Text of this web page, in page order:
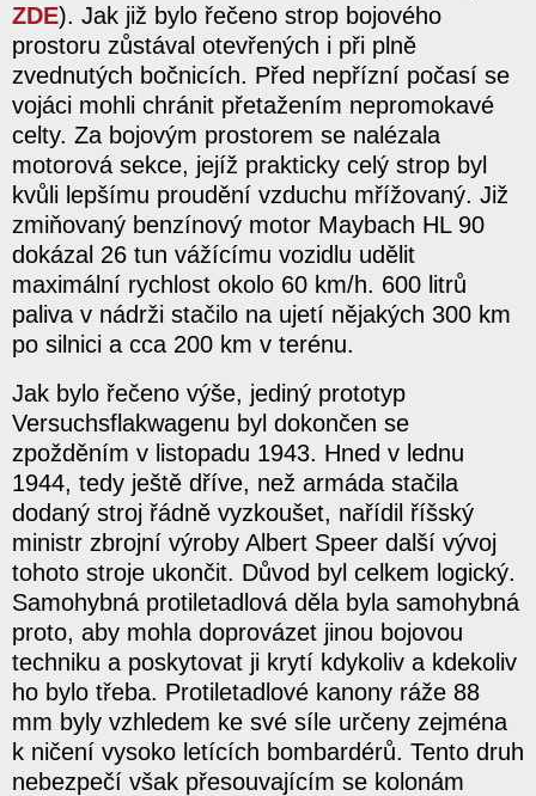
ZDE). Jak již bylo řečeno strop bojového
prostoru zůstával otevřených i při plně
zvednutých bočnicích. Před nepřízní počasí se
vojáci mohli chránit přetažením nepromokavé
celty. Za bojovým prostorem se nalézala
motorová sekce, jejíž prakticky celý strop byl
kvůli lepšímu proudění vzduchu mřížovaný. Již
zmiňovaný benzínový motor Maybach HL 90
dokázal 26 tun vážícímu vozidlu udělit
maximální rychlost okolo 60 km/h. 600 litrů
paliva v nádrži stačilo na ujetí nějakých 300 km
po silnici a cca 200 km v terénu.
Jak bylo řečeno výše, jediný prototyp
Versuchsflakwagenu byl dokončen se
zpožděním v listopadu 1943. Hned v lednu
1944, tedy ještě dříve, než armáda stačila
dodaný stroj řádně vyzkoušet, nařídil říšský
ministr zbrojní výroby Albert Speer další vývoj
tohoto stroje ukončit. Důvod byl celkem logický.
Samohybná protiletadlová děla byla samohybná
proto, aby mohla doprovázet jinou bojovou
techniku a poskytovat ji krytí kdykoliv a kdekoliv
ho bylo třeba. Protiletadlové kanony ráže 88
mm byly vzhledem ke své síle určeny zejména
k ničení vysoko letících bombardérů. Tento druh
nebezpečí však přesouvajícím se kolonám